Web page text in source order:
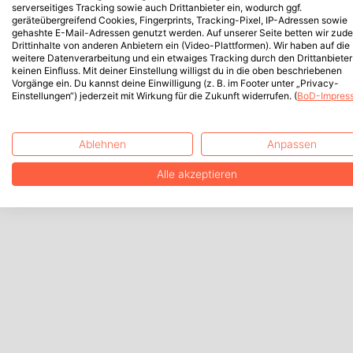
serverseitiges Tracking sowie auch Drittanbieter ein, wodurch ggf.
geräteübergreifend Cookies, Fingerprints, Tracking-Pixel, IP-Adressen sowie
gehashte E-Mail-Adressen genutzt werden. Auf unserer Seite betten wir
Drittinhalte von anderen Anbietern ein (Video-Plattformen). Wir haben auf die
weitere Datenverarbeitung und ein etwaiges Tracking durch den Drittanbieter
keinen Einfluss. Mit deiner Einstellung willigst du in die oben beschriebenen
Vorgänge ein. Du kannst deine Einwilligung (z. B. im Footer unter „Privacy-
Einstellungen“) jederzeit mit Wirkung für die Zukunft widerrufen. (BoD-
Ablehnen Anpassen
Alle akzeptieren